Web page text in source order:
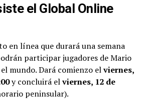
el Global Online
en línea que durará una semana
participar jugadores de Mario
mundo. Dará comienzo elviernes,
y concluirá elviernes, 12 de
peninsular).